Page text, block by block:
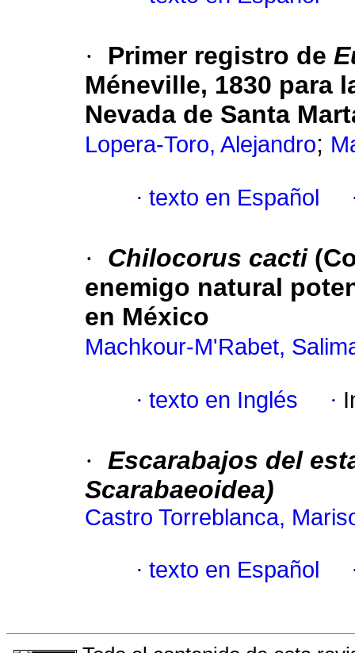
· Primer registro de
Méneville, 1830 para
Nevada de Santa
Lopera-Toro, Alejandro;
· texto en Español
· Chilocorus cacti
enemigo natural
en México
Machkour-M'Rabet,
· texto en Inglés ·
· Escarabajos del
Scarabaeoidea)
Castro Torreblanca,
· texto en Español